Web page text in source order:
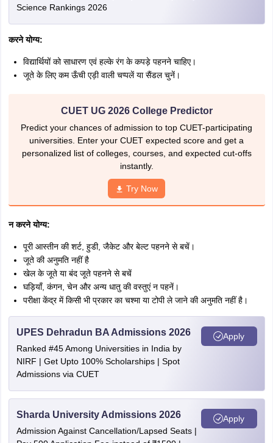
Science Rankings 2026
करने योग्य:
विद्यार्थियों को साधारण एवं हल्के रंग के कपड़े पहनने चाहिए।
जूते के लिए कम ऊँची एड़ी वाली चप्पलें या सैंडल चुनें।
CUET UG 2026 College Predictor
Predict your chances of admission to top CUET-participating
universities. Enter your CUET expected score and get a
personalized list of colleges, courses, and expected cut-offs
instantly.
Try Now
न करने योग्य:
पूरी आस्तीन की शर्ट, हुडी, जैकेट और बेल्ट पहनने से बचें।
जूते की अनुमति नहीं है
खेल के जूते या बंद जूते पहनने से बचें
घड़ियाँ, कंगन, चेन और अन्य धातु की वस्तुएं न पहनें।
परीक्षा केंद्र में किसी भी प्रकार का चश्मा या टोपी ले जाने की अनुमति नहीं है।
UPES Dehradun BA Admissions 2026
Ranked #45 Among Universities in India by
NIRF | Get Upto 100% Scholarships | Spot
Admissions via CUET
Apply
Sharda University Admissions 2026
Admission Against Cancellation/Lapsed Seats |
Apply